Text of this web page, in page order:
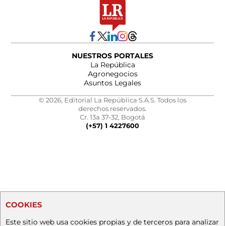
NUESTROS PORTALES
La República
Agronegocios
Asuntos Legales
© 2026, Editorial La República S.A.S. Todos los
derechos reservados.
Cr. 13a 37-32, Bogotá
(+57) 1 4227600
COOKIES
Este sitio web usa cookies propias y de terceros para analizar